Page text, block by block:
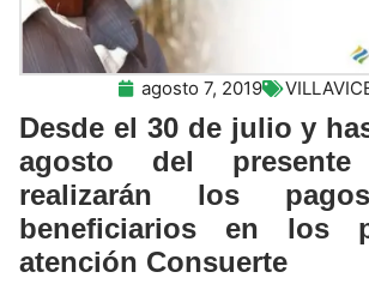
agosto 7, 2019
Desde el 30 de julio y
agosto del
realizarán los
beneficiarios en los
atención Consuerte